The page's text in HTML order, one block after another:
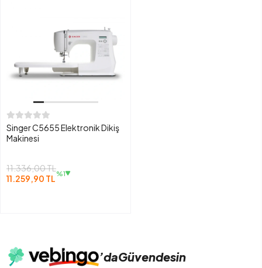
Singer C5655 Elektronik Dikiş
Makinesi
11.336,00 TL
11.259,90 TL %1
’daGüvendesin